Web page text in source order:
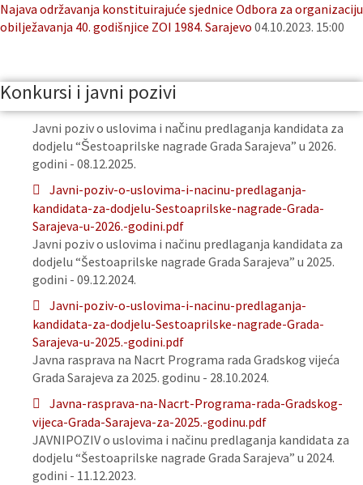
Najava održavanja konstituirajuće sjednice Odbora za organizaciju
obilježavanja 40. godišnjice ZOI 1984. Sarajevo 04.10.2023. 15:00
Konkursi i javni pozivi
Javni poziv o uslovima i načinu predlaganja kandidata za
dodjelu “Šestoaprilske nagrade Grada Sarajeva” u 2026.
godini - 08.12.2025.
Javni-poziv-o-uslovima-i-nacinu-predlaganja-
kandidata-za-dodjelu-Sestoaprilske-nagrade-Grada-
Sarajeva-u-2026.-godini.pdf
Javni poziv o uslovima i načinu predlaganja kandidata za
dodjelu “Šestoaprilske nagrade Grada Sarajeva” u 2025.
godini - 09.12.2024.
Javni-poziv-o-uslovima-i-nacinu-predlaganja-
kandidata-za-dodjelu-Sestoaprilske-nagrade-Grada-
Sarajeva-u-2025.-godini.pdf
Javna rasprava na Nacrt Programa rada Gradskog vijeća
Grada Sarajeva za 2025. godinu - 28.10.2024.
Javna-rasprava-na-Nacrt-Programa-rada-Gradskog-
vijeca-Grada-Sarajeva-za-2025.-godinu.pdf
JAVNIPOZIV o uslovima i načinu predlaganja kandidata za
dodjelu “Šestoaprilske nagrade Grada Sarajeva” u 2024.
godini - 11.12.2023.